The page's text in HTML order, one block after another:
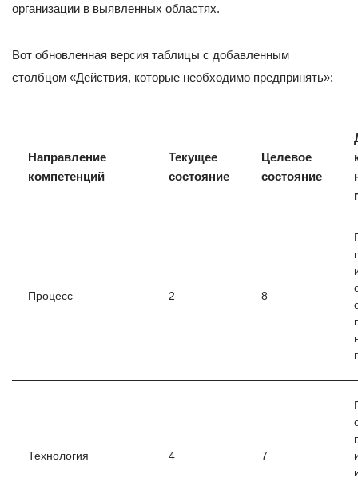
организации в выявленных областях.
Вот обновленная версия таблицы с добавленным
столбцом «Действия, которые необходимо предпринять»:
Направление
компетенций
Текущее
состояние
Целевое
состояние
Процесс 2 8
Технология 4 7